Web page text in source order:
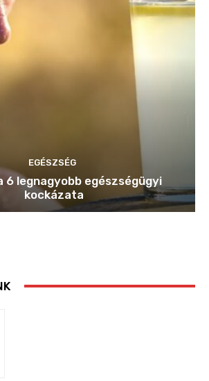
EGÉSZSÉG
6 legnagyobb egészségügyi
kockázata